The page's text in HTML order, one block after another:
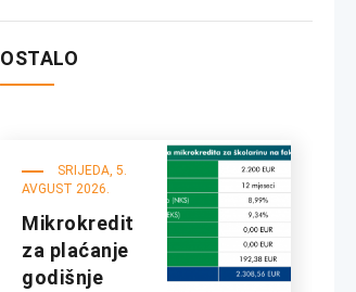
OSTALO
SRIJEDA, 5.
AVGUST 2026.
Mikrokredit
za plaćanje
godišnje